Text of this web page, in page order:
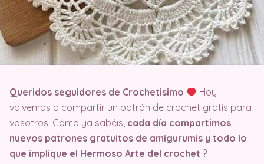
Queridos seguidores de Crochetisimo
Hoy
volvemos a compartir un patrón de crochet gratis para
vosotros. Como ya sabéis, cada día compartimos
nuevos patrones gratuitos de amigurumis y todo lo
que implique el Hermoso Arte del crochet ?